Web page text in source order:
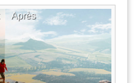
Après